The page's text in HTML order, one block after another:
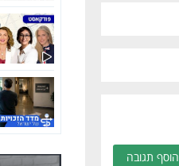
הוסף תגובה